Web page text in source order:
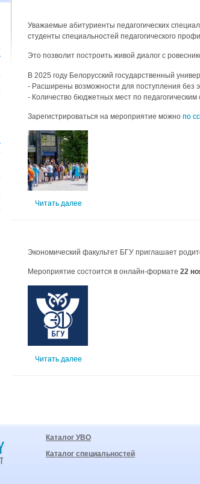
Уважаемые абитуриенты педагогических
студенты специальностей педагогического
Это позволит построить живой диалог с
В 2025 году Белорусский государственный
- Расширены возможности для поступления без
- Количество бюджетных мест по педагогическим
Зарегистрироваться на мероприятие можно по
Читать далее
Экономический факультет БГУ приглашает
Мероприятие состоится в онлайн-формате 22
Читать далее
Каталог УВО
Каталог специальностей